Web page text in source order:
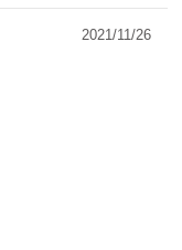
2021/11/26